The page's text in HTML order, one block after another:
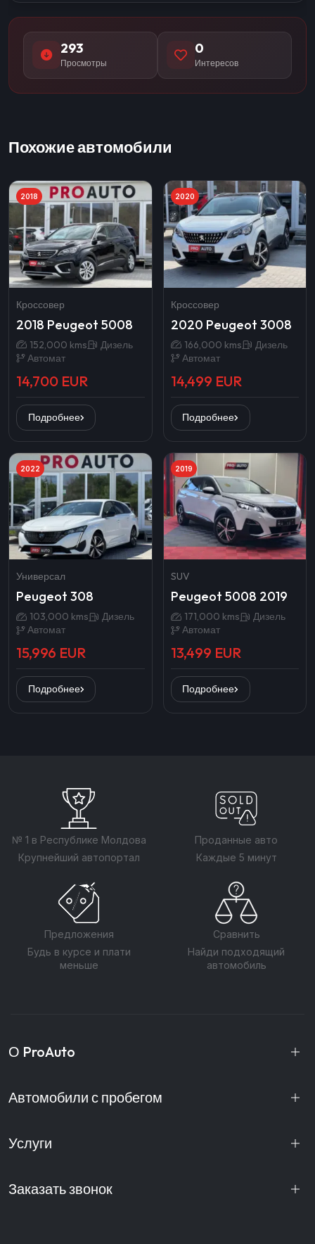
293
Просмотры
0
Интересов
Похожие автомобили
2018
Кроссовер
2018 Peugeot 5008
152,000 kms
Дизель
Автомат
14,700 EUR
Подробнее
2020
Кроссовер
2020 Peugeot 3008
166,000 kms
Дизель
Автомат
14,499 EUR
Подробнее
2022
Универсал
Peugeot 308
103,000 kms
Дизель
Автомат
15,996 EUR
Подробнее
2019
SUV
Peugeot 5008 2019
171,000 kms
Дизель
Автомат
13,499 EUR
Подробнее
№ 1 в Республике Молдова
Крупнейший автопортал
Проданные авто
Каждые 5 минут
Предложения
Будь в курсе и плати
меньше
Сравнить
Найди подходящий
автомобиль
О ProAuto
Автомобили с пробегом
Услуги
Заказать звонок